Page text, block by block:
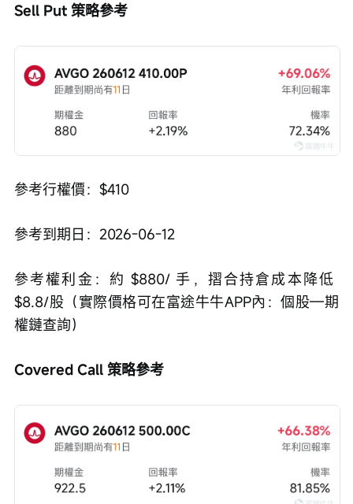
Sell Put 策略參考
參考行權價：$410
參考到期日：2026-06-12
參考權利金：約 $880/ 手，摺合持倉成本降低
$8.8/股（實際價格可在富途牛牛APP內：個股—期
權鏈查詢）
Covered Call 策略參考